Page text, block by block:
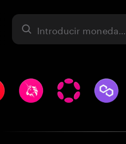
Activo